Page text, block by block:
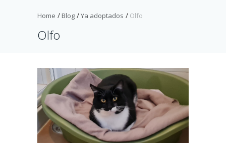
Home Blog Ya adoptados Olfo
Olfo